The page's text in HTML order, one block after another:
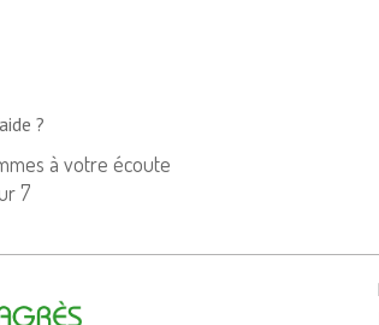
?
à votre écoute
7